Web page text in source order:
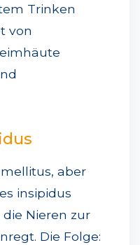
Trinken
von
aber
insipidus
Nieren zur
Die Folge: